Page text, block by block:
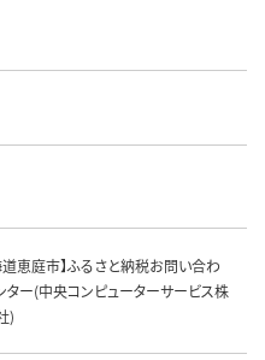
道恵庭市】ふるさと納税お問い合わ
ター(中央コンピューターサービス株
)